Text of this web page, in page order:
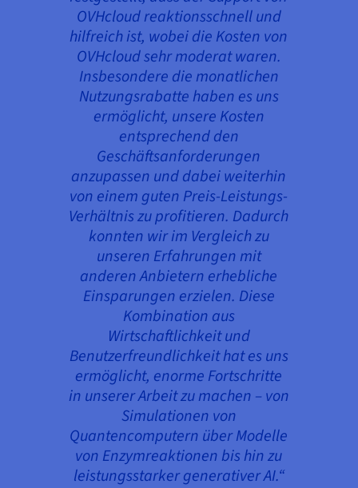
OVHcloud reaktionsschnell und
hilfreich ist, wobei die Kosten von
OVHcloud sehr moderat waren.
Insbesondere die monatlichen
Nutzungsrabatte haben es uns
ermöglicht, unsere Kosten
entsprechend den
Geschäftsanforderungen
anzupassen und dabei weiterhin
von einem guten Preis-Leistungs-
Verhältnis zu profitieren. Dadurch
konnten wir im Vergleich zu
unseren Erfahrungen mit
anderen Anbietern erhebliche
Einsparungen erzielen. Diese
Kombination aus
Wirtschaftlichkeit und
Benutzerfreundlichkeit hat es uns
ermöglicht, enorme Fortschritte
in unserer Arbeit zu machen – von
Simulationen von
Quantencomputern über Modelle
von Enzymreaktionen bis hin zu
leistungsstarker generativer AI.“